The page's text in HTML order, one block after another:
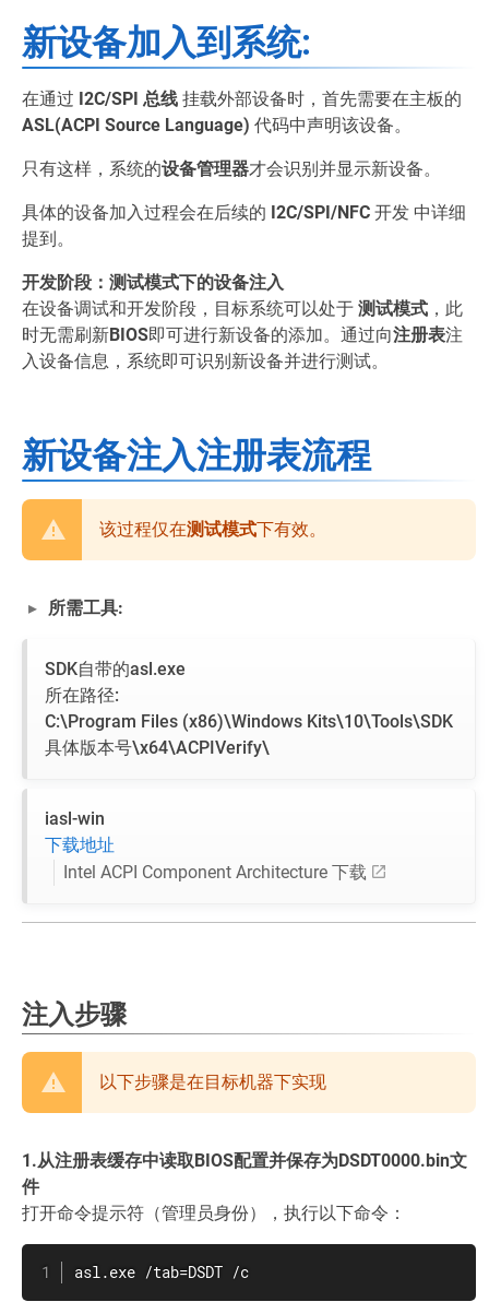
新设备加入到系统:
在通过 I2C/SPI 总线 挂载外部设备时，首先需要在主板的
ASL(ACPI Source Language) 代码中声明该设备。
只有这样，系统的设备管理器才会识别并显示新设备。
具体的设备加入过程会在后续的 I2C/SPI/NFC 开发 中详细
提到。
开发阶段：测试模式下的设备注入
在设备调试和开发阶段，目标系统可以处于 测试模式 ，此
时无需刷新BIOS即可进行新设备的添加。通过向注册表注
入设备信息，系统即可识别新设备并进行测试。
新设备注入注册表流程
该过程仅在测试模式下有效。
所需工具:
SDK自带的asl.exe
所在路径:
C:\Program Files (x86)\Windows Kits\10\Tools\SDK
具体版本号\x64\ACPIVerify\
iasl-win
下载地址
Intel ACPI Component Architecture 下载
注入步骤
以下步骤是在目标机器下实现
1.从注册表缓存中读取BIOS配置并保存为DSDT0000.bin文
件
打开命令提示符（管理员身份），执行以下命令：
asl.exe /tab=DSDT /c